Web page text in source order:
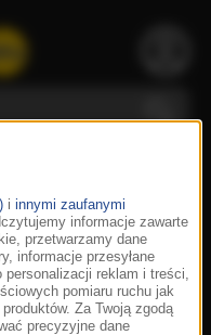
i innymi zaufanymi
informacje zawarte
przetwarzamy dane
informacje przesyłane
personalizacji reklam i treści,
pomiaru ruchu jak
Za Twoją zgodą
precyzyjne dane